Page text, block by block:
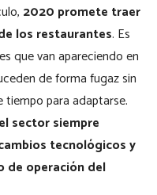
2020 promete traer
los restaurantes. Es
que van apareciendo en
de forma fugaz sin
para adaptarse.
sector siempre
tecnológicos y
de operación del